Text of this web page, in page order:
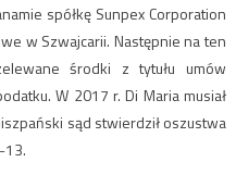
spółkę Sunpex Corporation
w Szwajcarii. Następnie na ten
środki z tytułu umów
W 2017 r. Di Maria musiał
sąd stwierdził oszustwa
13.